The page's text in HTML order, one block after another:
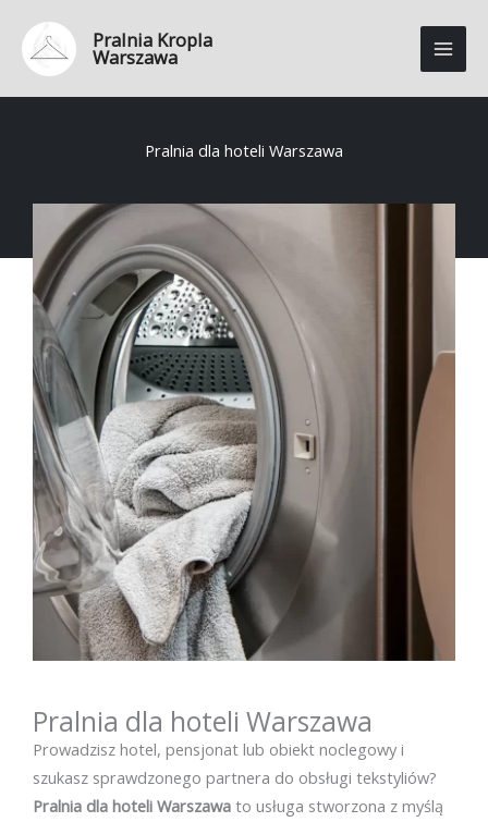
treści
Pralnia Kropla
Warszawa
Pralnia dla hoteli Warszawa
Pralnia dla hoteli Warszawa
Prowadzisz hotel, pensjonat lub obiekt noclegowy i
szukasz sprawdzonego partnera do obsługi tekstyliów?
Pralnia dla hoteli Warszawa to usługa stworzona z myślą